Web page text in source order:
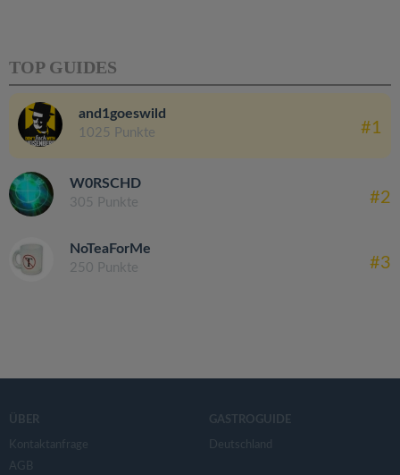
TOP GUIDES
and1goeswild
1025 Punkte #1
W0RSCHD
305 Punkte #2
NoTeaForMe
250 Punkte #3
ÜBER
Kontaktanfrage
AGB
GASTROGUIDE
Deutschland